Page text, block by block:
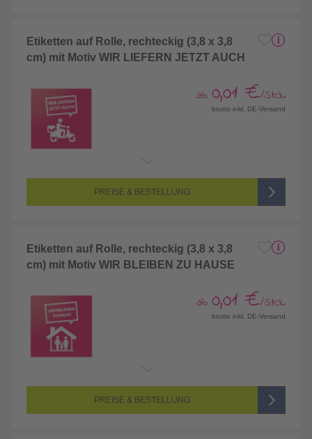
Etiketten auf Rolle, rechteckig (3,8 x 3,8
cm) mit Motiv WIR LIEFERN JETZT AUCH
ab 0,01 €/Stck.
brutto inkl. DE-Versand
PREISE & BESTELLUNG
Etiketten auf Rolle, rechteckig (3,8 x 3,8
cm) mit Motiv WIR BLEIBEN ZU HAUSE
ab 0,01 €/Stck.
brutto inkl. DE-Versand
PREISE & BESTELLUNG